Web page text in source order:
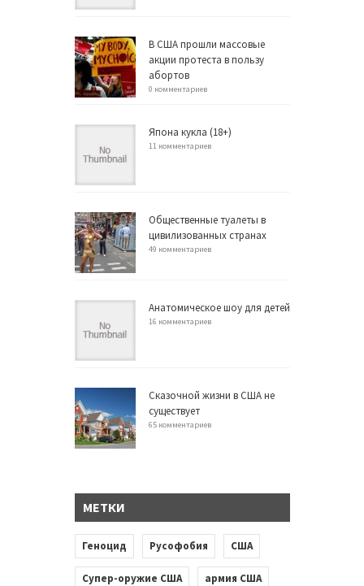
В США прошли массовые
акции протеста в пользу
абортов
0 комментариев
Япона кукла (18+)
11 комментариев
Общественные туалеты в
цивилизованных странах
49 комментариев
Анатомическое шоу для детей
16 комментариев
Сказочной жизни в США не
существует
65 комментариев
МЕТКИ
Геноцид Русофобия США
Супер-оружие США армия США